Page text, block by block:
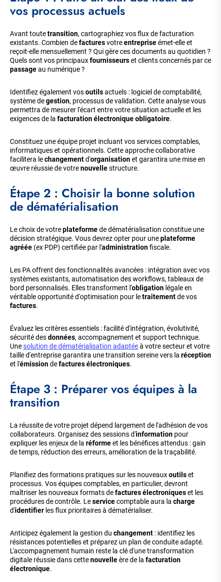
vos processus actuels
Avant toutetransition, cartographiez vos flux de facturation
existants. Combien defacturesvotreentrepriseémet-elle et
reçoit-elle mensuellement ? Qui gère ces documents au quotidien ?
Quels sont vos principauxfournisseurset clients concernés par ce
passageau numérique ?
Identifiez également vosoutilsactuels : logiciel de comptabilité,
système degestion, processus de validation. Cette analyse vous
permettra de mesurer l'écart entre votre situation actuelle et les
exigences de la facturation électronique obligatoire.
Constituez une équipe projet incluant vos services comptables,
informatiques et opérationnels. Cette approche collaborative
facilitera lechangementd'organisationet garantira une mise en
œuvre réussie de votrenouvellestructure.
Étape 2 : Choisir la bonne solution
de dématérialisation
Le choix de votreplateformede dématérialisation constitue une
décision stratégique. Vous devrez opter pour uneplateforme
agréée (ex PDP) certifiée par l'administrationfiscale.
Les PA offrent des fonctionnalités avancées : intégration avec vos
systèmes existants, automatisation des workflows, tableaux de
bord personnalisés. Elles transforment l'obligation légale en
véritable opportunité d'optimisation pour letraitementde vos
factures.
Évaluez les critères essentiels : facilité d'intégration, évolutivité,
sécurité desdonnées, accompagnement et support technique.
Unesolution de dématérialisation adaptéeà votre secteur et votre
taille d'entreprise garantira une transition sereine vers la réception
et l'émissiondefactures électroniques.
Étape 3 : Préparer vos équipes à la
transition
La réussite de votre projet dépend largement de l'adhésion de vos
collaborateurs. Organisez des sessions d'information pour
expliquer les enjeux de la réformeet les bénéfices attendus : gain
de temps, réduction des erreurs, amélioration de la traçabilité.
Planifiez des formations pratiques sur les nouveauxoutilset
processus. Vos équipes comptables, en particulier, devront
maîtriser les nouveaux formats defactures électroniqueset les
procédures de contrôle. Leservicecomptable aura la charge
d'identifier les flux prioritaires à dématérialiser.
Anticipez également la gestion du changement : identifiez les
résistances potentielles et préparez un plan de conduite adapté.
L'accompagnement humain reste la clé d'une transformation
digitale réussie dans cettenouvelleère de la facturation
électronique.